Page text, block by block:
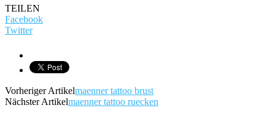
TEILEN
Facebook
Twitter
Vorheriger Artikelmaenner tattoo brust
Nächster Artikelmaenner tattoo ruecken